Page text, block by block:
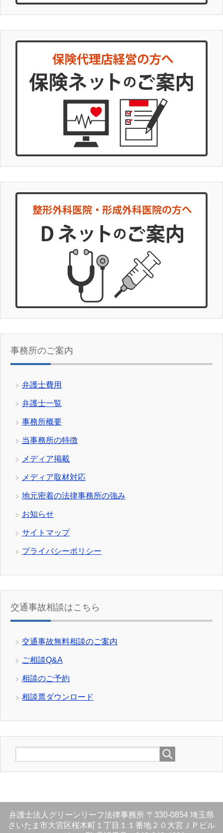
事務所のご案内
弁護士費用
弁護士一覧
事務所概要
当事務所の特徴
メディア掲載
メディア取材対応
地元密着の法律事務所の強み
お知らせ
サイトマップ
プライバシーポリシー
交通事故相談はこちら
交通事故無料相談のご案内
ご相談Q&A
相談のご予約
相談票ダウンロード
弁護士法人グリーンリーフ法律事務所 〒330-0854 埼玉県
さいたま市大宮区桜木町１丁目１１番地２０大宮ＪＰビル